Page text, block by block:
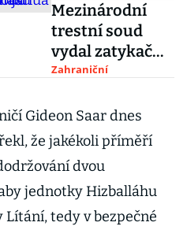
Mezinárodní
trestní soud
vydal zatykač
na Netanjahua
vůdce Hamásu
Zahraniční
Gideon Saar dnes
že jakékoli příměří
dvou
jednotky Hizballáhu
tedy v bezpečné